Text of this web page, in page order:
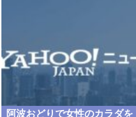
阿波おどりで女性のカラダを